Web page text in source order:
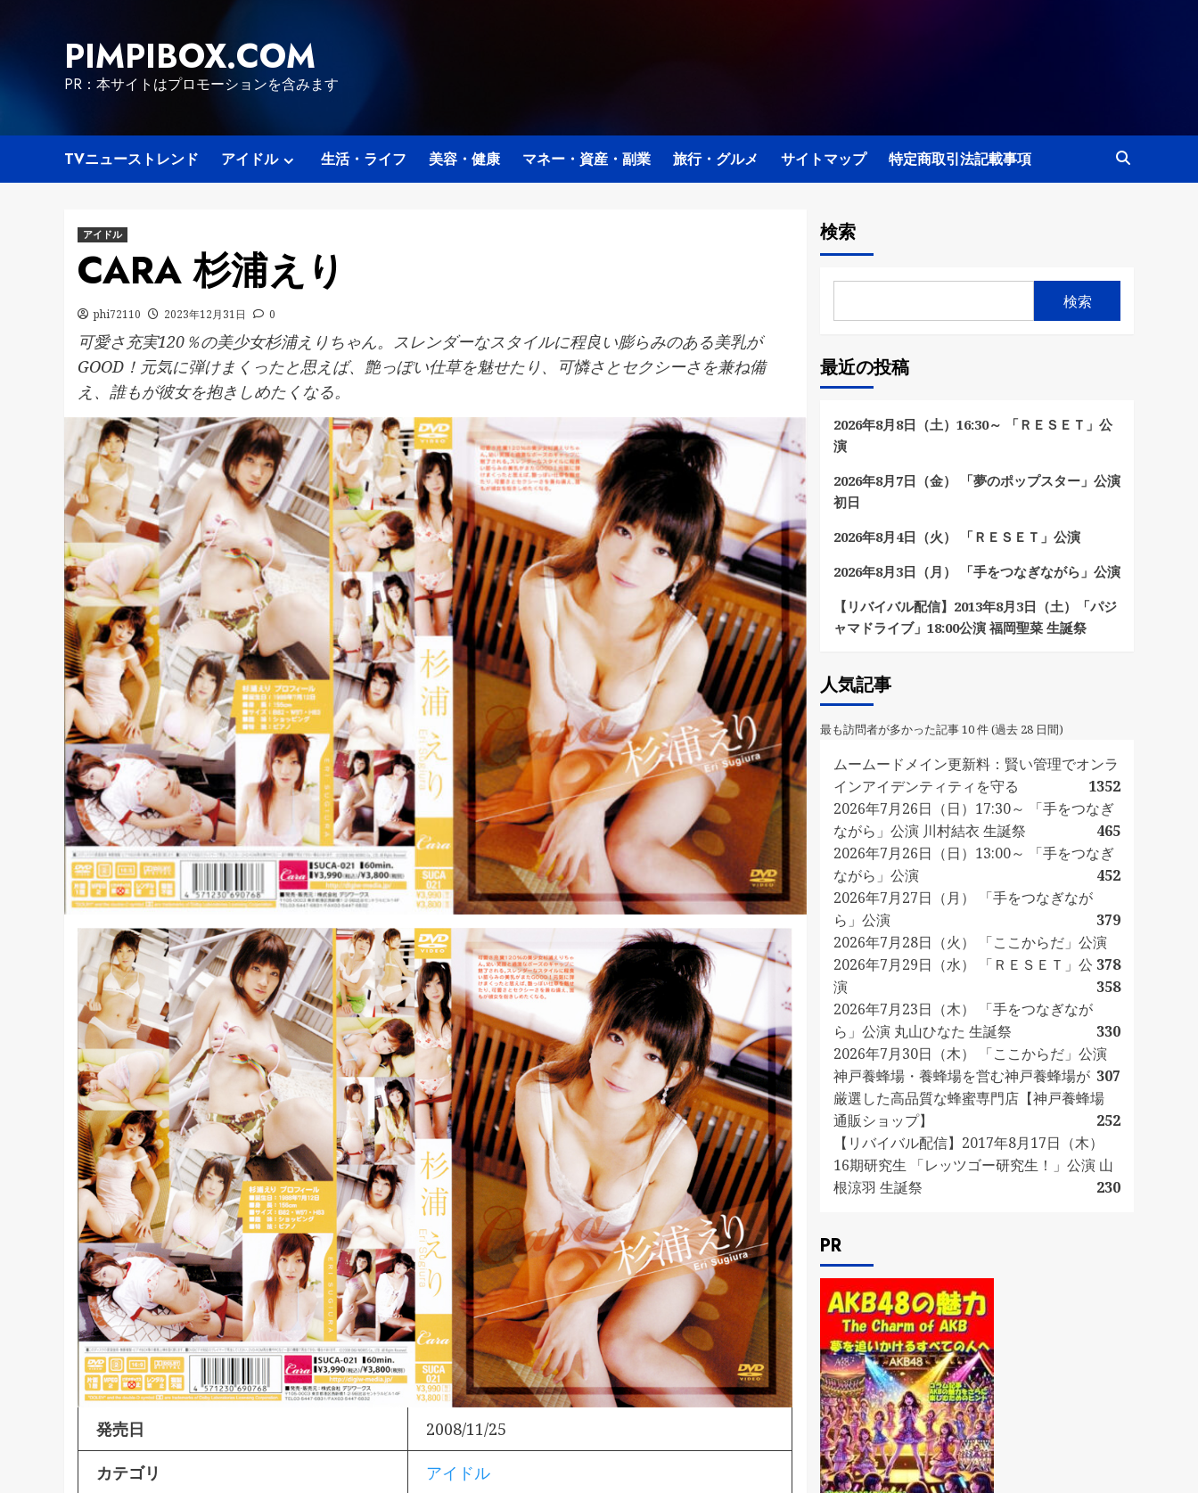
PIMPIBOX.COM
PR：本サイトはプロモーションを含みます
TVニューストレンド アイドル 生活・ライフ 美容・健康 マネー・資産・副業 旅行・グルメ サイトマップ 特定商取引法記載事項
アイドル
CARA 杉浦えり
phi72110 2023年12月31日 0
可愛さ充実120％の美少女杉浦えりちゃん。スレンダーなスタイルに程良い膨らみのある美乳が
GOOD！元気に弾けまくったと思えば、艶っぽい仕草を魅せたり、可憐さとセクシーさを兼ね備
え、誰もが彼女を抱きしめたくなる。
発売日 2008/11/25
カテゴリ アイドル
検索
検索
最近の投稿
2026年8月8日（土）16:30～ 「ＲＥＳＥＴ」公
演
2026年8月7日（金） 「夢のポップスター」公演
初日
2026年8月4日（火） 「ＲＥＳＥＴ」公演
2026年8月3日（月） 「手をつなぎながら」公演
【リバイバル配信】2013年8月3日（土）「パジ
ャマドライブ」18:00公演 福岡聖菜 生誕祭
人気記事
最も訪問者が多かった記事 10 件 (過去 28 日間)
ムームードメイン更新料：賢い管理でオンラ
インアイデンティティを守る
1352
2026年7月26日（日）17:30～ 「手をつなぎ
ながら」公演 川村結衣 生誕祭
465
2026年7月26日（日）13:00～ 「手をつなぎ
ながら」公演
452
2026年7月27日（月） 「手をつなぎなが
ら」公演
379
2026年7月28日（火） 「ここからだ」公演
378
2026年7月29日（水） 「ＲＥＳＥＴ」公
演
358
2026年7月23日（木） 「手をつなぎなが
ら」公演 丸山ひなた 生誕祭
330
2026年7月30日（木） 「ここからだ」公演
307
神戸養蜂場・養蜂場を営む神戸養蜂場が
厳選した高品質な蜂蜜専門店【神戸養蜂場
通販ショップ】
252
【リバイバル配信】2017年8月17日（木）
16期研究生 「レッツゴー研究生！」公演 山
根涼羽 生誕祭
230
PR